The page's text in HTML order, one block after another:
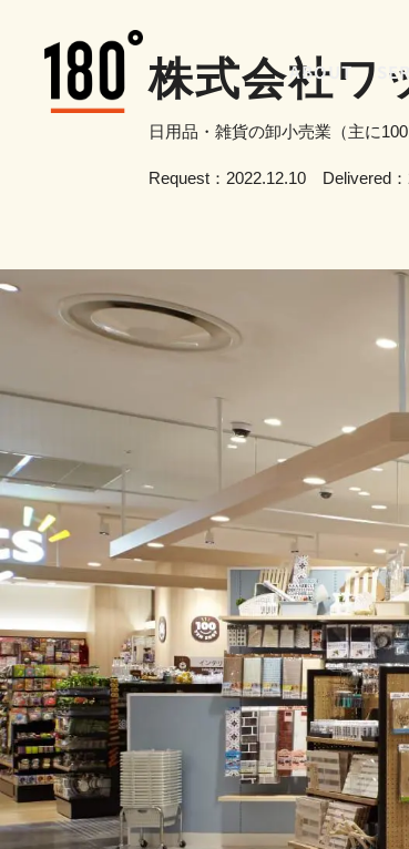
ABOUT
株式会社ワ
日用品・雑貨の卸小売業（主に
Request：2022.12.10 Delivered：